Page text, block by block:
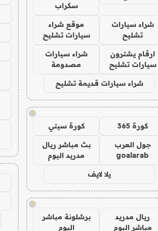
سكراب
شراء سيارات
تشليح
موقع شراء
سيارات تشليح
ارقام يشترون
سيارات تشليح
شراء سيارات
مصدومة
شراء سيارات قديمة تشليح
!
كورة 365 كورة سيتي
جول العرب
goalarab
بث مباشر ريال
مدريد اليوم
يلا لايف
!
ريال مدريد
مباشر اليوم
برشلونة مباشر
اليوم